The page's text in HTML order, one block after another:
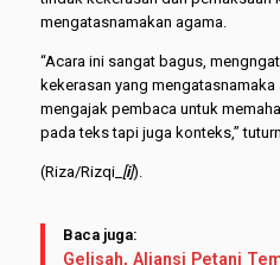
mengatasnamakan agama.
“Acara ini sangat bagus,
kekerasan yang
mengajak pembaca untuk
pada teks tapi juga konteks,”
(Riza/Rizqi_ [i]).
Baca juga:
Gelisah, Aliansi Petani